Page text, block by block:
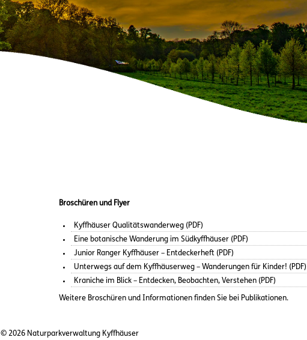
Broschüren und Flyer
Kyffhäuser Qualitätswanderweg (PDF)
Eine botanische Wanderung im Südkyffhäuser (PDF)
Junior Ranger Kyffhäuser – Entdeckerheft (PDF)
Unterwegs auf dem Kyffhäuserweg – Wanderungen für Kinder! (PDF)
Kraniche im Blick – Entdecken, Beobachten, Verstehen (PDF)
Weitere Broschüren und Informationen finden Sie bei Publikationen.
© 2026 Naturparkverwaltung Kyffhäuser